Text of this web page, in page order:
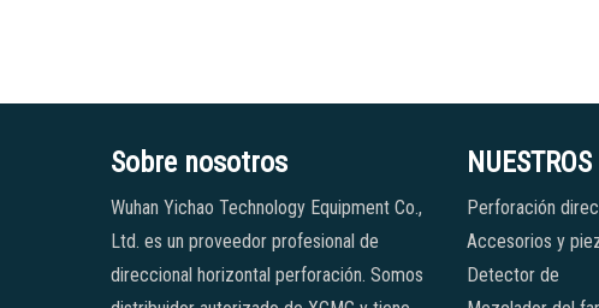
Sobre nosotros
Wuhan Yichao Technology Equipment Co.,
Ltd. es un proveedor profesional de
direccional horizontal perforación. Somos
Perforación
Accesorios y
Detector de